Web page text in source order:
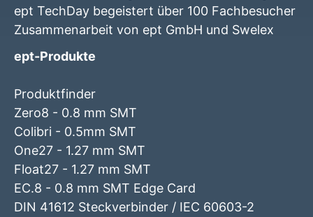
ept TechDay begeistert über 100 Fachbesucher
Zusammenarbeit von ept GmbH und Swelex
ept-Produkte
Produktfinder
Zero8 - 0.8 mm SMT
Colibri - 0.5mm SMT
One27 - 1.27 mm SMT
Float27 - 1.27 mm SMT
EC.8 - 0.8 mm SMT Edge Card
DIN 41612 Steckverbinder / IEC 60603-2